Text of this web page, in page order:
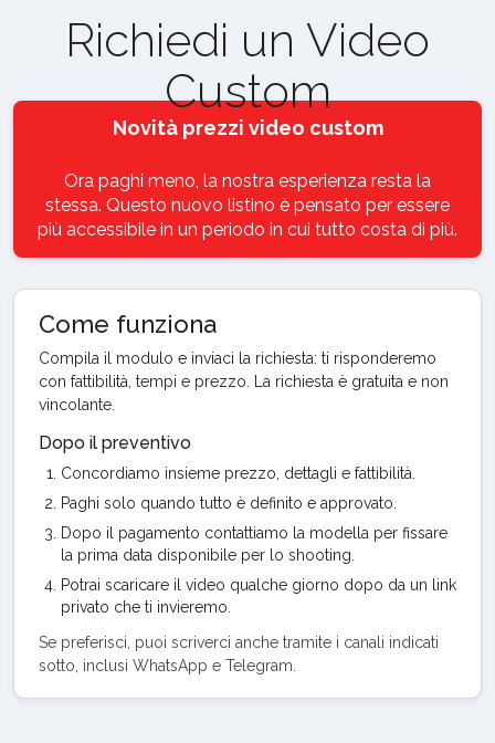
Richiedi un Video
Custom
Novità prezzi video custom
Ora paghi meno, la nostra esperienza resta la
stessa. Questo nuovo listino è pensato per essere
più accessibile in un periodo in cui tutto costa di più.
Come funziona
Compila il modulo e inviaci la richiesta: ti risponderemo
con fattibilità, tempi e prezzo. La richiesta è gratuita e non
vincolante.
Dopo il preventivo
Concordiamo insieme prezzo, dettagli e fattibilità.
Paghi solo quando tutto è definito e approvato.
Dopo il pagamento contattiamo la modella per fissare
la prima data disponibile per lo shooting.
Potrai scaricare il video qualche giorno dopo da un link
privato che ti invieremo.
Se preferisci, puoi scriverci anche tramite i canali indicati
sotto, inclusi WhatsApp e Telegram.